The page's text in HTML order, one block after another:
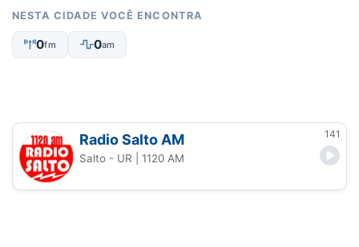
NESTA CIDADE VOCÊ ENCONTRA
0fm 0am
Radio Salto AM 141
Salto - UR | 1120 AM